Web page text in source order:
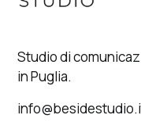
Studio di
in Puglia.